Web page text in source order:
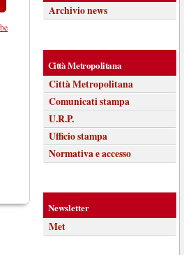
Archivio news
Città Metropolitana
Città Metropolitana
Comunicati stampa
U.R.P.
Ufficio stampa
Normativa e accesso
Newsletter
Met